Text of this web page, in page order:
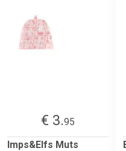
€ 3.95
Imps&Elfs Muts